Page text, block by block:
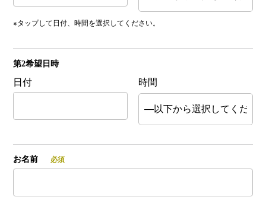
※タップして日付、時間を選択してください。
第2希望日時
日付 時間
お名前